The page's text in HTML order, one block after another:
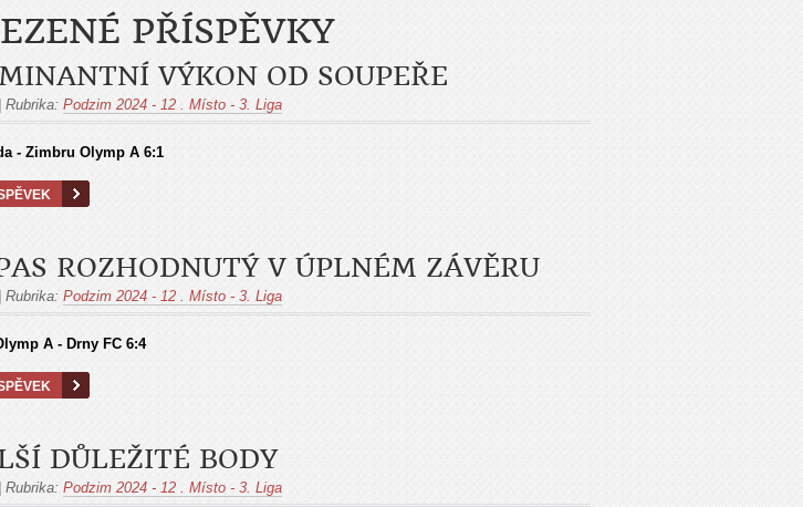
PŘÍSPĚVKY
VÝKON OD SOUPEŘE
Rubrika: Podzim 2024 - 12 . Místo - 3. Liga
- Zimbru Olymp A 6:1
ROZHODNUTÝ V ÚPLNÉM ZÁVĚRU
Rubrika: Podzim 2024 - 12 . Místo - 3. Liga
A - Drny FC 6:4
DŮLEŽITÉ BODY
Rubrika: Podzim 2024 - 12 . Místo - 3. Liga